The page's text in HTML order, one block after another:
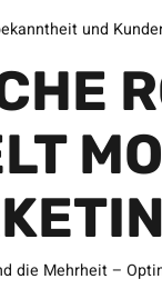
und
die Mehrheit –